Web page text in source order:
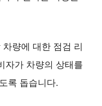
차량에 대한 점검 리
자가 차량의 상태를
록 돕습니다.